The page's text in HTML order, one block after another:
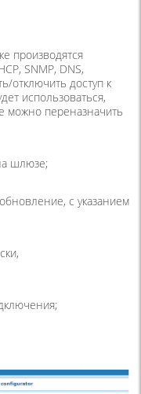
производятся
SNMP, DNS,
отключить доступ к
использоваться,
можно переназначить
шлюзе;
с указанием